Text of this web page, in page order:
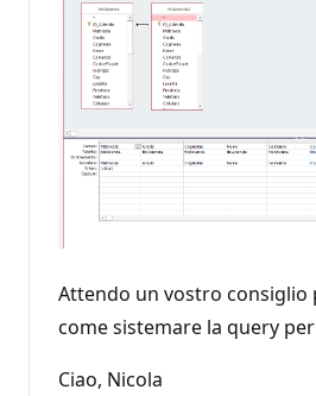
Attendo un vostro consiglio
come sistemare la query
Ciao, Nicola